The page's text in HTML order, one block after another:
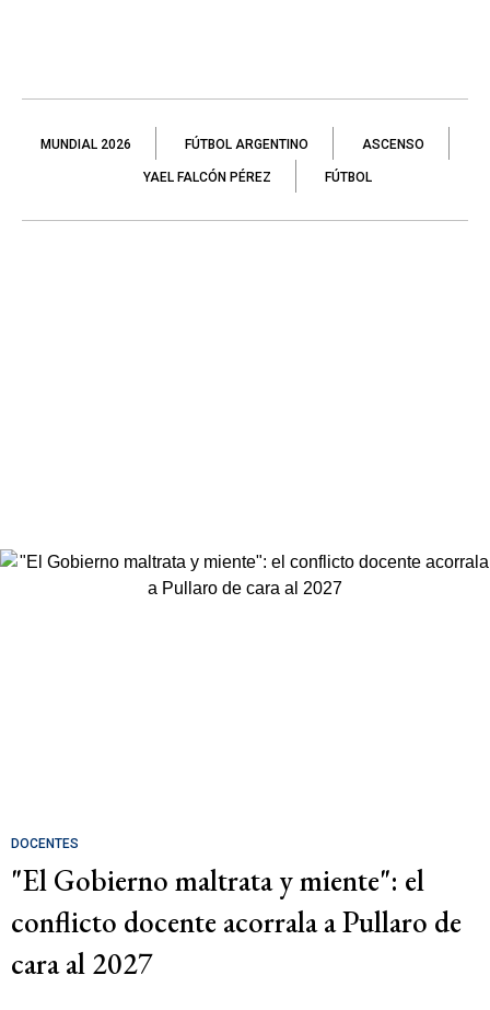
MUNDIAL 2026 FÚTBOL ARGENTINO ASCENSO
YAEL FALCÓN PÉREZ FÚTBOL
DOCENTES
"El Gobierno maltrata y miente": el
conflicto docente acorrala a Pullaro de
cara al 2027